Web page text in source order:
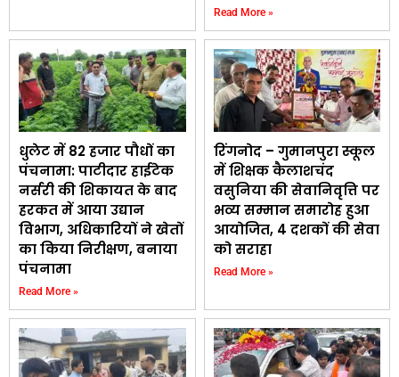
Read More »
धुलेट में 82 हजार पौधों का
पंचनामा: पाटीदार हाईटेक
नर्सरी की शिकायत के बाद
हरकत में आया उद्यान
विभाग, अधिकारियों ने खेतों
का किया निरीक्षण, बनाया
पंचनामा
Read More »
रिंगनोद – गुमानपुरा स्कूल
में शिक्षक कैलाशचंद
वसुनिया की सेवानिवृत्ति पर
भव्य सम्मान समारोह हुआ
आयोजित, 4 दशकों की सेवा
को सराहा
Read More »